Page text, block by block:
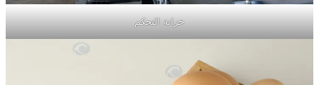
خزانة التحكم